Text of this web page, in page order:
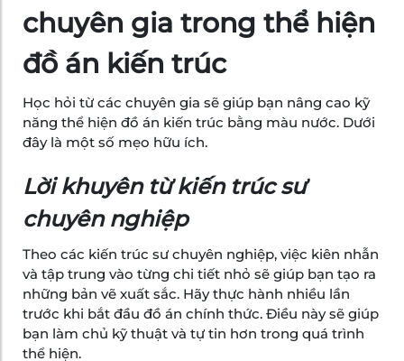
chuyên gia trong thể hiện
đồ án kiến trúc
Học hỏi từ các chuyên gia sẽ giúp bạn nâng cao kỹ
năng thể hiện đồ án kiến trúc bằng màu nước. Dưới
đây là một số mẹo hữu ích.
Lời khuyên từ kiến trúc sư
chuyên nghiệp
Theo các kiến trúc sư chuyên nghiệp, việc kiên nhẫn
và tập trung vào từng chi tiết nhỏ sẽ giúp bạn tạo ra
những bản vẽ xuất sắc. Hãy thực hành nhiều lần
trước khi bắt đầu đồ án chính thức. Điều này sẽ giúp
bạn làm chủ kỹ thuật và tự tin hơn trong quá trình
thể hiện.